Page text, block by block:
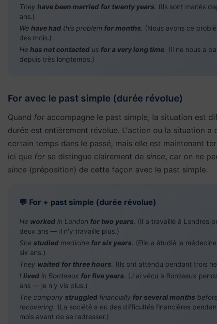
They have been married for twenty years. (Ils sont mariés
ans.)
We have had this problem for months. (Nous avons ce
des mois.)
He has not contacted us for a very long time. (Il ne nous a
depuis très longtemps.)
For avec le past simple (durée révolue)
Quand for accompagne le past simple, la situation est
durée est entièrement révolue. L'action ou la situation a
certain temps dans le passé, mais elle est maintenant
ici que for se distingue clairement de since, car on ne
since (préposition) de cette façon avec le past simple.
💬 For + past simple (durée révolue)
He worked in London for two years. (Il a travaillé à Londres
deux ans — il n'y travaille plus.)
She studied medicine for six years. (Elle a étudié la
six ans.)
They waited for three hours. (Ils ont attendu pendant trois
I lived in Bordeaux for five years. (J'ai vécu à Bordeaux
ans — je n'y vis plus.)
The company struggled financially for several months
recovering. (La société a eu des difficultés financières
mois avant de se redresser.)